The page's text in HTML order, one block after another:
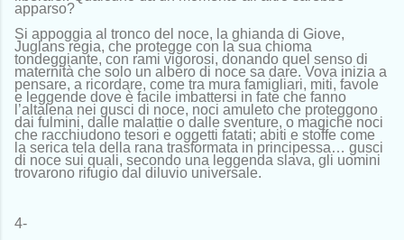
apparso?
Si appoggia al tronco del noce, la ghianda di Giove,
Juglans regia, che protegge con la sua chioma
tondeggiante, con rami vigorosi, donando quel senso di
maternità che solo un albero di noce sa dare. Vova inizia a
pensare, a ricordare, come tra mura famigliari, miti, favole
e leggende dove è facile imbattersi in fate che fanno
l’altalena nei gusci di noce, noci amuleto che proteggono
dai fulmini, dalle malattie o dalle sventure, o magiche noci
che racchiudono tesori e oggetti fatati; abiti e stoffe come
la serica tela della rana trasformata in principessa… gusci
di noce sui quali, secondo una leggenda slava, gli uomini
trovarono rifugio dal diluvio universale.
4-